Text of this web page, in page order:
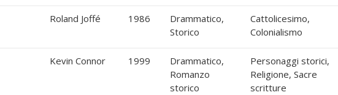
Roland Joffé 1986
Drammatico,
Storico
Cattolicesimo,
Colonialismo
Kevin Connor 1999
Drammatico,
Romanzo
storico
Personaggi storici,
Religione, Sacre
scritture